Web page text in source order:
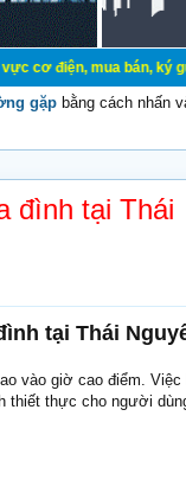
bán, ký gửi, cho
gặp bằng cách nhấn
đình tại Thái
tại Thái
vào giờ cao điểm.
thiết thực cho người